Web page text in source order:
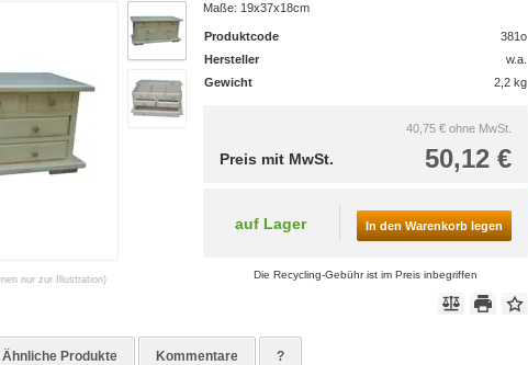
nur zur Illustration)
Maße: 19x37x18cm
Produktcode
381o
Hersteller
w.a.
Gewicht
2,2 kg
40,75 € ohne MwSt.
50,12 €
Preis mit MwSt.
auf Lager In den Warenkorb legen
Die Recycling-Gebühr ist im Preis inbegriffen
Ähnliche Produkte Kommentare ?